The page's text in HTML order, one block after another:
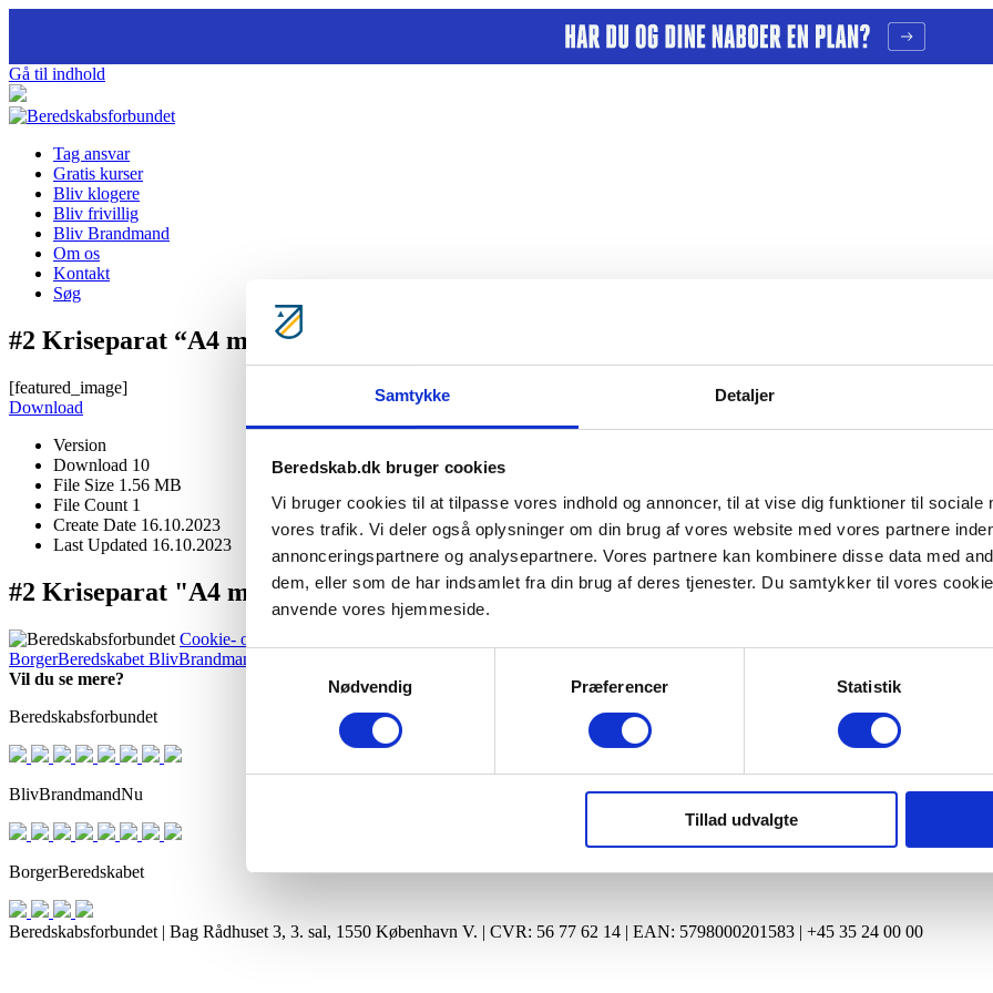
Samtykke Detaljer
Beredskab.dk bruger cookies
Vi bruger cookies til at tilpasse vores indhold og annoncer, til at vise dig funktioner til sociale
vores trafik. Vi deler også oplysninger om din brug af vores website med vores partnere
annonceringspartnere og analysepartnere. Vores partnere kan kombinere disse data med
dem, eller som de har indsamlet fra din brug af deres tjenester. Du samtykker til vores
anvende vores hjemmeside.
Samtykkevalg
Nødvendig
Præferencer Statistik
Tillad udvalgte
Gå til indhold
Tag ansvar
Gratis kurser
Bliv klogere
Bliv frivillig
Bliv Brandmand
Om os
Kontakt
Søg
#2 Kriseparat “A4 malebogsark”
[featured_image]
Download
Version
Download 10
File Size 1.56 MB
File Count 1
Create Date 16.10.2023
Last Updated 16.10.2023
#2 Kriseparat "A4 malebogsark"
Cookie- og privatlivspolitik
BorgerBeredskabet BlivBrandmandNu
Vil du se mere?
Beredskabsforbundet
BlivBrandmandNu
BorgerBeredskabet
Beredskabsforbundet | Bag Rådhuset 3, 3. sal, 1550 København V. | CVR: 56 77 62 14 | EAN: 5798000201583 | +45 35 24 00 00